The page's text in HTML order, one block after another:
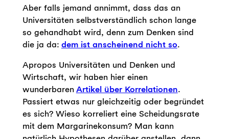
Aber falls jemand annimmt, dass das an
Universitäten selbstverständlich schon lange
so gehandhabt wird, denn zum Denken sind
die ja da: dem ist anscheinend nicht so.
Apropos Universitäten und Denken und
Wirtschaft, wir haben hier einen
wunderbaren Artikel über Korrelationen.
Passiert etwas nur gleichzeitig oder begründet
es sich? Wieso korreliert eine Scheidungsrate
mit dem Margarinekonsum? Man kann